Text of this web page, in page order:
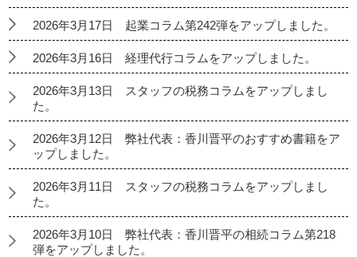
2026年3月17日 起業コラム第242弾をアップしました。
2026年3月16日 経理代行コラムをアップしました。
2026年3月13日 スタッフの税務コラムをアップしまし
た。
2026年3月12日 弊社代表：香川晋平のおすすめ書籍をア
ップしました。
2026年3月11日 スタッフの税務コラムをアップしまし
た。
2026年3月10日 弊社代表：香川晋平の相続コラム第218
弾をアップしました。